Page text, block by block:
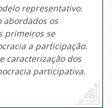
representativo.
abordados os
primeiros se
a participação.
caracterização dos
participativa.